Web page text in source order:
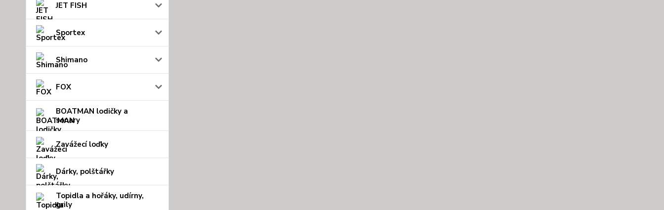
JET FISH
Sportex
Shimano
FOX
BOATMAN lodičky a
sonary
Zavážecí loďky
Dárky, polštářky
Topidla a hořáky, udírny,
grily